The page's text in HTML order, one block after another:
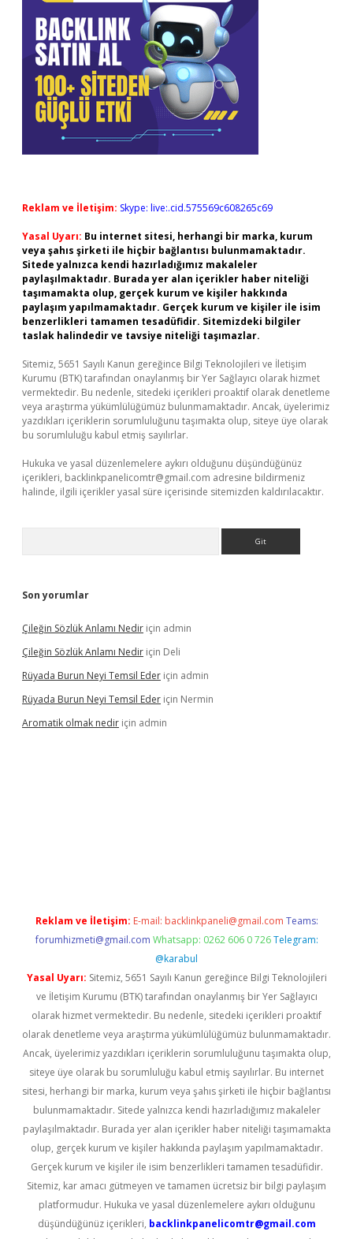
Reklam ve İletişim: Skype: live:.cid.575569c608265c69
Yasal Uyarı: Bu internet sitesi, herhangi bir marka, kurum
veya şahıs şirketi ile hiçbir bağlantısı bulunmamaktadır.
Sitede yalnızca kendi hazırladığımız makaleler
paylaşılmaktadır. Burada yer alan içerikler haber niteliği
taşımamakta olup, gerçek kurum ve kişiler hakkında
paylaşım yapılmamaktadır. Gerçek kurum ve kişiler ile isim
benzerlikleri tamamen tesadüfidir. Sitemizdeki bilgiler
taslak halindedir ve tavsiye niteliği taşımazlar.
Sitemiz, 5651 Sayılı Kanun gereğince Bilgi Teknolojileri ve İletişim
Kurumu (BTK) tarafından onaylanmış bir Yer Sağlayıcı olarak hizmet
vermektedir. Bu nedenle, sitedeki içerikleri proaktif olarak denetleme
veya araştırma yükümlülüğümüz bulunmamaktadır. Ancak, üyelerimiz
yazdıkları içeriklerin sorumluluğunu taşımakta olup, siteye üye olarak
bu sorumluluğu kabul etmiş sayılırlar.
Hukuka ve yasal düzenlemelere aykırı olduğunu düşündüğünüz
içerikleri, backlinkpanelicomtr@gmail.com adresine bildirmeniz
halinde, ilgili içerikler yasal süre içerisinde sitemizden kaldırılacaktır.
Son yorumlar
Çileğin Sözlük Anlamı Nedir için admin
Çileğin Sözlük Anlamı Nedir için Deli
Rüyada Burun Neyi Temsil Eder için admin
Rüyada Burun Neyi Temsil Eder için Nermin
Aromatik olmak nedir için admin
Reklam ve İletişim: E-mail: backlinkpaneli@gmail.com Teams:
forumhizmeti@gmail.com Whatsapp: 0262 606 0 726 Telegram:
@karabul
Yasal Uyarı: Sitemiz, 5651 Sayılı Kanun gereğince Bilgi Teknolojileri
ve İletişim Kurumu (BTK) tarafından onaylanmış bir Yer Sağlayıcı
olarak hizmet vermektedir. Bu nedenle, sitedeki içerikleri proaktif
olarak denetleme veya araştırma yükümlülüğümüz bulunmamaktadır.
Ancak, üyelerimiz yazdıkları içeriklerin sorumluluğunu taşımakta olup,
siteye üye olarak bu sorumluluğu kabul etmiş sayılırlar. Bu internet
sitesi, herhangi bir marka, kurum veya şahıs şirketi ile hiçbir bağlantısı
bulunmamaktadır. Sitede yalnızca kendi hazırladığımız makaleler
paylaşılmaktadır. Burada yer alan içerikler haber niteliği taşımamakta
olup, gerçek kurum ve kişiler hakkında paylaşım yapılmamaktadır.
Gerçek kurum ve kişiler ile isim benzerlikleri tamamen tesadüfidir.
Sitemiz, kar amacı gütmeyen ve tamamen ücretsiz bir bilgi paylaşım
platformudur. Hukuka ve yasal düzenlemelere aykırı olduğunu
düşündüğünüz içerikleri, backlinkpanelicomtr@gmail.com